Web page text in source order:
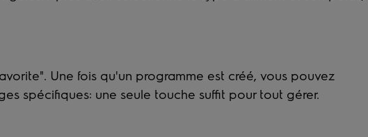
Une fois qu'un programme est créé, vous pouvez
spécifiques: une seule touche suffit pour tout gérer.